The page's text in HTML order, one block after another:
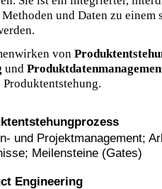
und Daten zu einem
von
und
Produktentstehung.
und Projektmanagement;
Meilensteine (Gates)
Engineering